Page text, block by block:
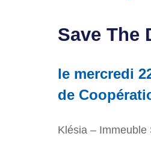
Save The
le mercredi
de
Klésia –